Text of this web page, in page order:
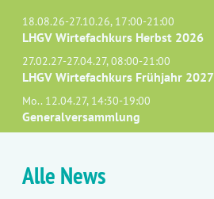
18.08.26-27.10.26, 17:00-21:00
LHGV Wirtefachkurs Herbst 2026
27.02.27-27.04.27, 08:00-21:00
LHGV Wirtefachkurs Frühjahr 2027
Mo.. 12.04.27, 14:30-19:00
Generalversammlung
Alle News